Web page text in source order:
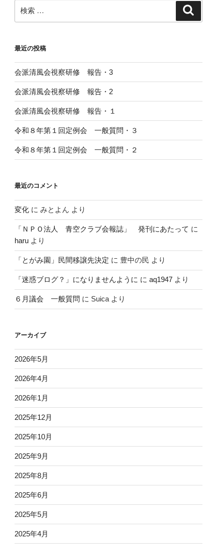
検
索:
最近の投稿
会派清風会視察研修 報告・3
会派清風会視察研修 報告・2
会派清風会視察研修 報告・１
令和８年第１回定例会 一般質問・３
令和８年第１回定例会 一般質問・２
最近のコメント
変化 に みとよん より
「ＮＰＯ法人 青空クラブ会報誌」 発刊にあたって に
haru より
「とがみ園」民間移譲先決定 に 豊中の民 より
「迷惑ブログ？」になりませんように に aq1947 より
６月議会 一般質問 に Suica より
アーカイブ
2026年5月
2026年4月
2026年1月
2025年12月
2025年10月
2025年9月
2025年8月
2025年6月
2025年5月
2025年4月